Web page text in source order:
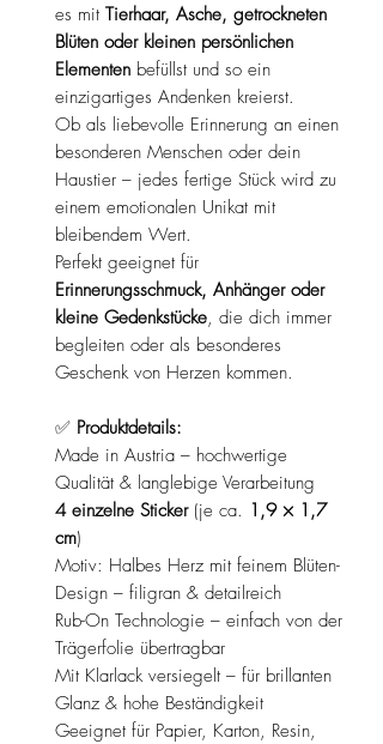
es mit Tierhaar, Asche, getrockneten
Blüten oder kleinen persönlichen
Elementen befüllst und so ein
einzigartiges Andenken kreierst.
Ob als liebevolle Erinnerung an einen
besonderen Menschen oder dein
Haustier – jedes fertige Stück wird zu
einem emotionalen Unikat mit
bleibendem Wert.
Perfekt geeignet für
Erinnerungsschmuck, Anhänger oder
kleine Gedenkstücke, die dich immer
begleiten oder als besonderes
Geschenk von Herzen kommen.
✅ Produktdetails:
Made in Austria – hochwertige
Qualität & langlebige Verarbeitung
4 einzelne Sticker(je ca. 1,9 × 1,7
cm)
Motiv: Halbes Herz mit feinem Blüten-
Design – filigran & detailreich
Rub-On Technologie – einfach von der
Trägerfolie übertragbar
Mit Klarlack versiegelt – für brillanten
Glanz & hohe Beständigkeit
Geeignet für Papier, Karton, Resin,